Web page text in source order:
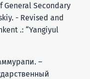
General Secondary
- Revised and
.: “Yangiyul
–